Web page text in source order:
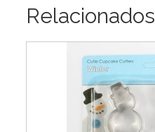
Relacionados